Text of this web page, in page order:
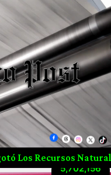
5,702,156
De 2026 Desde